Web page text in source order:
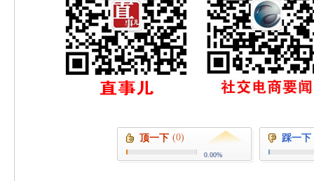
顶一下 (0)
0.00%
踩一下